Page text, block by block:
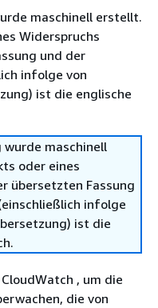
maschinell erstellt.
Widerspruchs
und der
infolge von
ist die englische
wurde maschinell
oder eines
übersetzten Fassung
infolge
ist die
, um die
die von